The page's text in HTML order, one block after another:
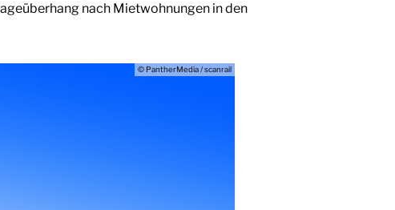
nach Mietwohnungen in den
© PantherMedia / scanrail